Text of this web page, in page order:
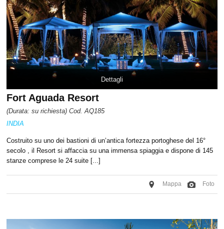
Dettagli
Fort Aguada Resort
(Durata: su richiesta) Cod. AQ185
INDIA
Costruito su uno dei bastioni di un’antica fortezza portoghese del 16°
secolo , il Resort si affaccia su una immensa spiaggia e dispone di 145
stanze comprese le 24 suite [...]
Foto
Mappa